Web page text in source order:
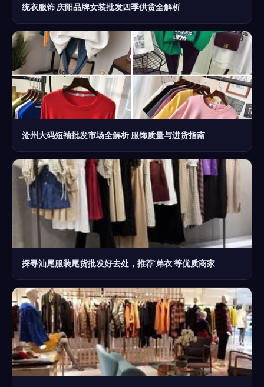
统衣服饰 庆阳品牌女装批发四季供货全解析
沧州大码短袖批发市场全解析 服饰质量与进货指南
探寻汕尾服装尾货批发好去处，推荐‘弟衣’等优质商家